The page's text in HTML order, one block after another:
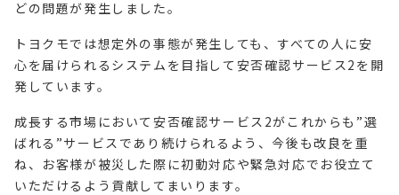
どの問題が発生しました。
トヨクモでは想定外の事態が発生しても、すべての人に安
心を届けられるシステムを目指して安否確認サービス2を開
発しています。
成長する市場において安否確認サービス2がこれからも”選
ばれる”サービスであり続けられるよう、今後も改良を重
ね、お客様が被災した際に初動対応や緊急対応でお役立て
いただけるよう貢献してまいります。